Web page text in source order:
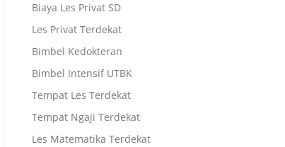
Biaya Les Privat SD
Les Privat Terdekat
Bimbel Kedokteran
Bimbel Intensif UTBK
Tempat Les Terdekat
Tempat Ngaji Terdekat
Les Matematika Terdekat